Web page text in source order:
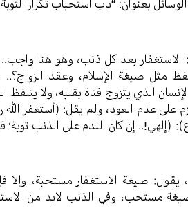
بعنوان: “باب استحباب تكرار
الاستغفار بعد كل ذنب، وهو هنا
مثل صيغة الإسلام، وعقد
الذي يتزوج فتاة بقلبه، ولا يتلفظ
على عدم العود، ولم يقل: (أستغفر الله
(إلهي!.. إن كان الندم على الذنب
صيغة الاستغفار مستحبة، وإلا
مستحب، وفي الذنب لابد من